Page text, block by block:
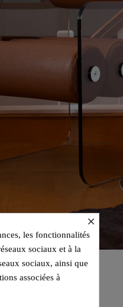
×
les fonctionnalités
sociaux et à la
sociaux, ainsi que
associées à